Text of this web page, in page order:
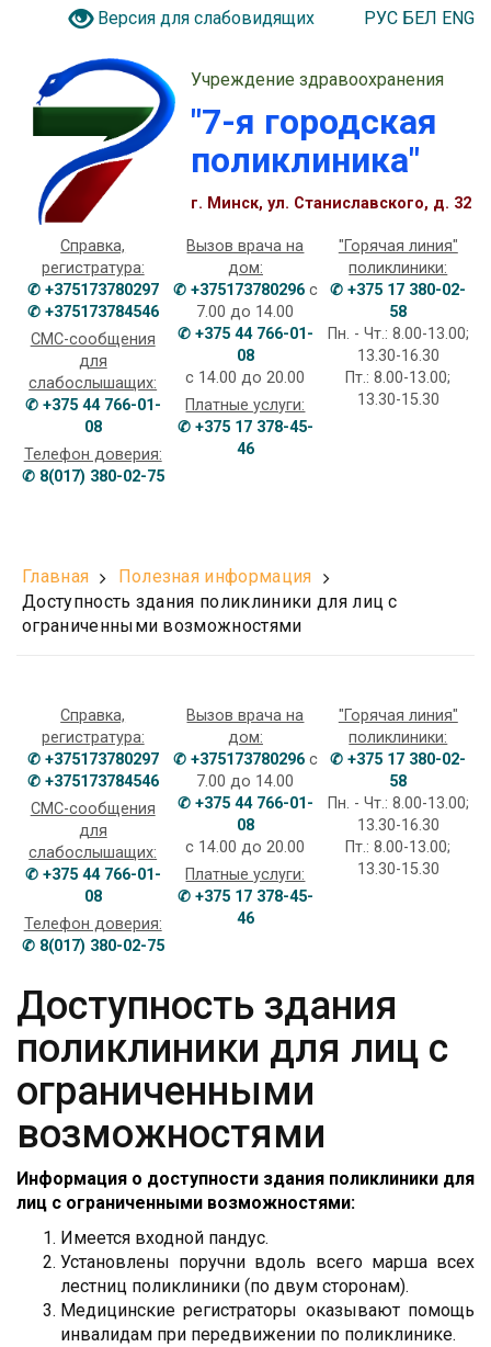
Версия для слабовидящих РУС БЕЛ ENG
Учреждение здравоохранения
"7-я городская
поликлиника"
г. Минск, ул. Станиславского, д. 32
Справка,
регистратура:
✆ +375173780297
✆ +375173784546
СМС-сообщения
для
слабослышащих:
✆ +375 44 766-01-
08
Телефон доверия:
✆ 8(017) 380-02-75
Вызов врача на
дом:
✆ +375173780296с
7.00 до 14.00
✆ +375 44 766-01-
08
с 14.00 до 20.00
Платные услуги:
✆ +375 17 378-45-
46
"Горячая линия"
поликлиники:
✆ +375 17 380-02-
58
Пн. - Чт.: 8.00-13.00;
13.30-16.30
Пт.: 8.00-13.00;
13.30-15.30
Главная
Полезная информация
Доступность здания поликлиники для лиц с
ограниченными возможностями
Справка,
регистратура:
✆ +375173780297
✆ +375173784546
СМС-сообщения
для
слабослышащих:
✆ +375 44 766-01-
08
Телефон доверия:
✆ 8(017) 380-02-75
Вызов врача на
дом:
✆ +375173780296с
7.00 до 14.00
✆ +375 44 766-01-
08
с 14.00 до 20.00
Платные услуги:
✆ +375 17 378-45-
46
"Горячая линия"
поликлиники:
✆ +375 17 380-02-
58
Пн. - Чт.: 8.00-13.00;
13.30-16.30
Пт.: 8.00-13.00;
13.30-15.30
Доступность здания
поликлиники для лиц с
ограниченными
возможностями
Информация о доступности здания поликлиники для
лиц с ограниченными возможностями:
Имеется входной пандус.
Установлены поручни вдоль всего марша всех
лестниц поликлиники (по двум сторонам).
Медицинские регистраторы оказывают помощь
инвалидам при передвижении по поликлинике.